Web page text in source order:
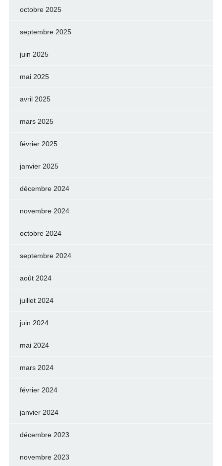
octobre 2025
septembre 2025
juin 2025
mai 2025
avril 2025
mars 2025
février 2025
janvier 2025
décembre 2024
novembre 2024
octobre 2024
septembre 2024
août 2024
juillet 2024
juin 2024
mai 2024
mars 2024
février 2024
janvier 2024
décembre 2023
novembre 2023